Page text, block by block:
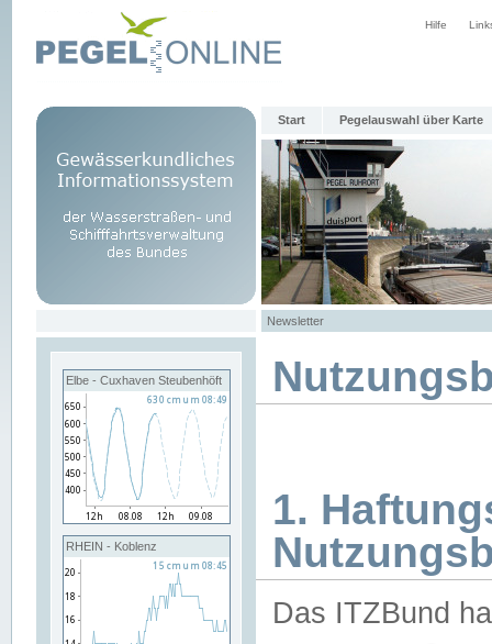
Hilfe
Start Pegelauswahl über Karte
Newsletter
Elbe - Cuxhaven Steubenhöft
RHEIN - Koblenz
1.
Das ITZBund